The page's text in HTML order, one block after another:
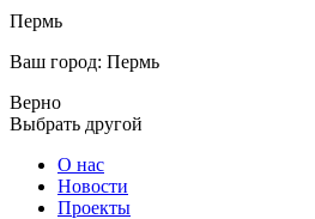
Пермь
Ваш город: Пермь
Верно
Выбрать другой
О нас
Новости
Проекты